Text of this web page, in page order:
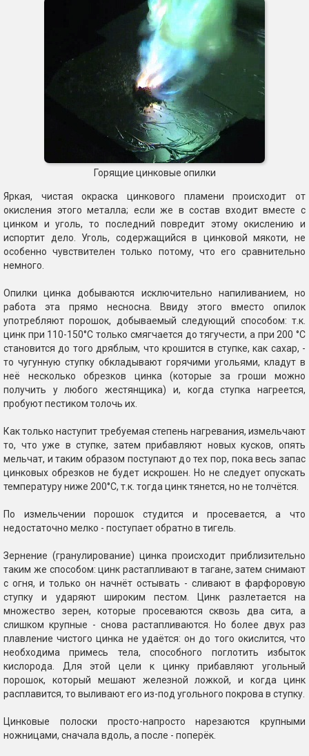
Горящие цинковые опилки
Яркая, чистая окраска цинкового пламени происходит от
окисления этого металла; если же в состав входит вместе с
цинком и уголь, то последний повредит этому окислению и
испортит дело. Уголь, содержащийся в цинковой мякоти, не
особенно чувствителен только потому, что его сравнительно
немного.
Опилки цинка добываются исключительно напиливанием, но
работа эта прямо несносна. Ввиду этого вместо опилок
употребляют порошок, добываемый следующий способом: т.к.
цинк при 110-150°С только смягчается до тягучести, а при 200 °С
становится до того дряблым, что крошится в ступке, как сахар, -
то чугунную ступку обкладывают горячими угольями, кладут в
неё несколько обрезков цинка (которые за гроши можно
получить у любого жестянщика) и, когда ступка нагреется,
пробуют пестиком толочь их.
Как только наступит требуемая степень нагревания, измельчают
то, что уже в ступке, затем прибавляют новых кусков, опять
мельчат, и таким образом поступают до тех пор, пока весь запас
цинковых обрезков не будет искрошен. Но не следует опускать
температуру ниже 200°С, т.к. тогда цинк тянется, но не толчётся.
По измельчении порошок студится и просевается, а что
недостаточно мелко - поступает обратно в тигель.
Зернение (гранулирование) цинка происходит приблизительно
таким же способом: цинк растапливают в тагане, затем снимают
с огня, и только он начнёт остывать - сливают в фарфоровую
ступку и ударяют широким пестом. Цинк разлетается на
множество зерен, которые просеваются сквозь два сита, а
слишком крупные - снова растапливаются. Но более двух раз
плавление чистого цинка не удаётся: он до того окислится, что
необходима примесь тела, способного поглотить избыток
кислорода. Для этой цели к цинку прибавляют угольный
порошок, который мешают железной ложкой, и когда цинк
расплавится, то выливают его из-под угольного покрова в ступку.
Цинковые полоски просто-напросто нарезаются крупными
ножницами, сначала вдоль, а после - поперёк.